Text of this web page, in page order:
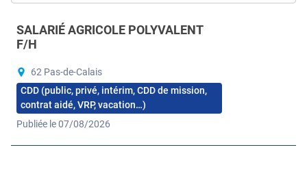
SALARIÉ AGRICOLE POLYVALENT
F/H
62 Pas-de-Calais
CDD (public, privé, intérim, CDD de mission,
contrat aidé, VRP, vacation…)
Publiée le 07/08/2026